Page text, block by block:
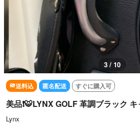
3 / 10
送料込 匿名配送 すぐに購入可
美品❗️🐯LYNX GOLF 革調ブラック
Lynx